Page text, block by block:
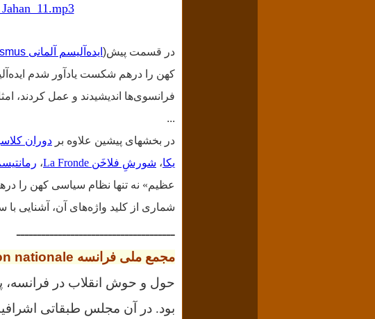
در قسمت پیش( ایده‌آلیسم آلمانی Deutscher Idealismus
کهن را درهم شکست یادآور شدم
فرانسوی‌ها اندیشیدند و عمل کردند،
...
در بخشهای پیشین علاوه بر دوران
یکا، شورشِ فلاخَن La Fronde ،
عظیم» نه تنها نظام سیاسی کهن را
شماری از کلید واژه‌های آن، آشنایی
ــــــــــــــــــــــــــــــــــــــ
مجمع ملی فرانسه nationale
حول و حوش انقلاب در فرانسه،
بود. در آن مجلس طبقاتی اشرافیت